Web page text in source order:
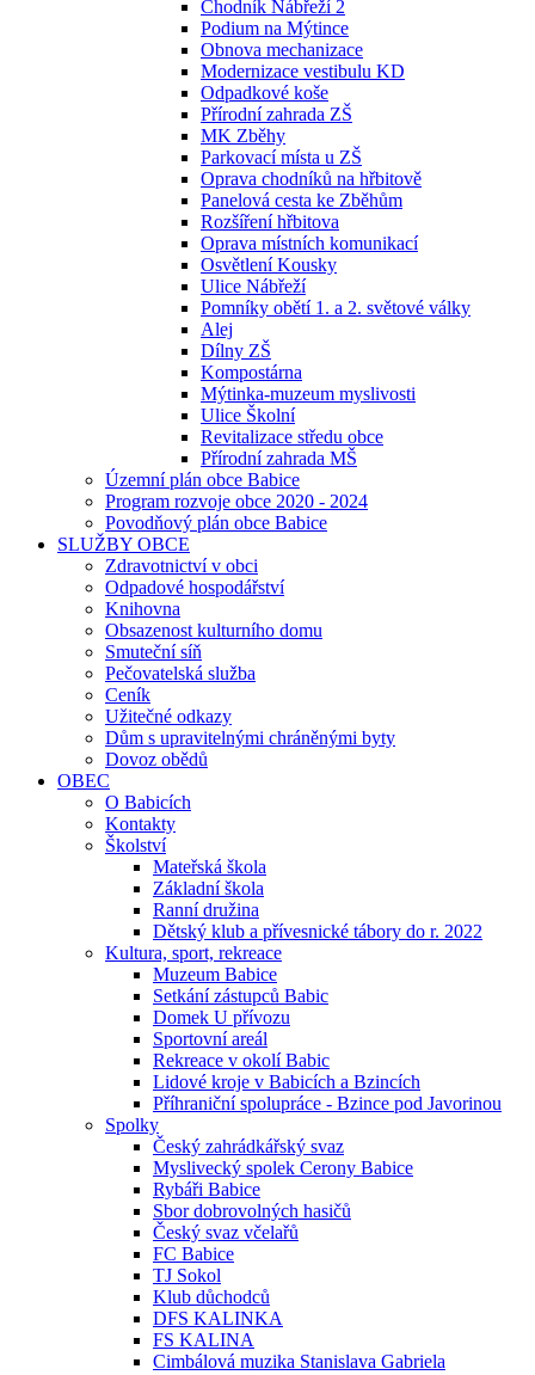
Chodník Nábřeží 2
Podium na Mýtince
Obnova mechanizace
Modernizace vestibulu KD
Odpadkové koše
Přírodní zahrada ZŠ
MK Zběhy
Parkovací místa u ZŠ
Oprava chodníků na hřbitově
Panelová cesta ke Zběhům
Rozšíření hřbitova
Oprava místních komunikací
Osvětlení Kousky
Ulice Nábřeží
Pomníky obětí 1. a 2. světové války
Alej
Dílny ZŠ
Kompostárna
Mýtinka-muzeum myslivosti
Ulice Školní
Revitalizace středu obce
Přírodní zahrada MŠ
Územní plán obce Babice
Program rozvoje obce 2020 - 2024
Povodňový plán obce Babice
SLUŽBY OBCE
Zdravotnictví v obci
Odpadové hospodářství
Knihovna
Obsazenost kulturního domu
Smuteční síň
Pečovatelská služba
Ceník
Užitečné odkazy
Dům s upravitelnými chráněnými byty
Dovoz obědů
OBEC
O Babicích
Kontakty
Školství
Mateřská škola
Základní škola
Ranní družina
Dětský klub a přívesnické tábory do r. 2022
Kultura, sport, rekreace
Muzeum Babice
Setkání zástupců Babic
Domek U přívozu
Sportovní areál
Rekreace v okolí Babic
Lidové kroje v Babicích a Bzincích
Příhraniční spolupráce - Bzince pod Javorinou
Spolky
Český zahrádkářský svaz
Myslivecký spolek Cerony Babice
Rybáři Babice
Sbor dobrovolných hasičů
Český svaz včelařů
FC Babice
TJ Sokol
Klub důchodců
DFS KALINKA
FS KALINA
Cimbálová muzika Stanislava Gabriela